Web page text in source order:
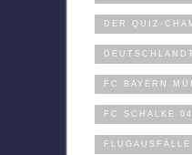
DER QUIZ-
FC BAYERN
FC SCHALKE 04
FLUGAUSFÄLLE